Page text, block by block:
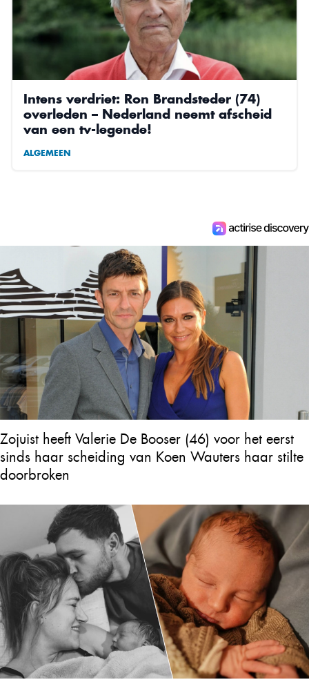
Intens verdriet: Ron Brandsteder (74)
overleden – Nederland neemt afscheid
van een tv-legende!
ALGEMEEN
Zojuist heeft Valerie De Booser (46) voor het eerst
sinds haar scheiding van Koen Wauters haar stilte
doorbroken